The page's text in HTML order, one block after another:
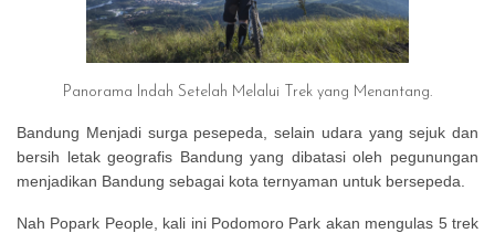
Panorama Indah Setelah Melalui Trek yang Menantang.
Bandung Menjadi surga pesepeda, selain udara yang sejuk dan
bersih letak geografis Bandung yang dibatasi oleh pegunungan
menjadikan Bandung sebagai kota ternyaman untuk bersepeda.
Nah Popark People, kali ini Podomoro Park akan mengulas 5 trek